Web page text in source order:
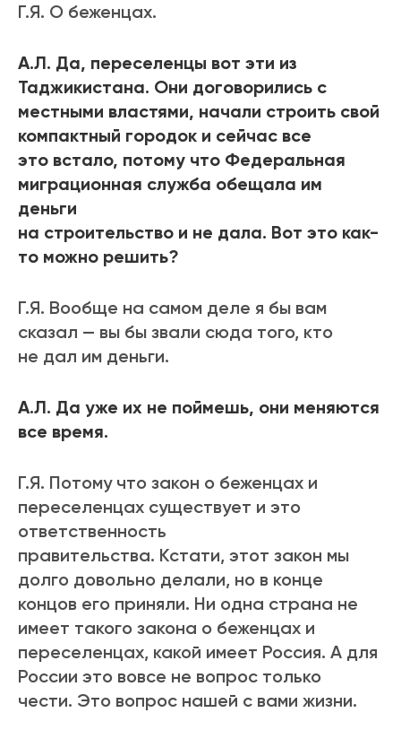
Г.Я. О беженцах.
А.Л. Да, переселенцы вот эти из
Таджикистана. Они договорились с
местными властями, начали строить свой
компактный городок и сейчас все
это встало, потому что Федеральная
миграционная служба обещала им
деньги
на строительство и не дала. Вот это как-
то можно решить?
Г.Я. Вообще на самом деле я бы вам
сказал — вы бы звали сюда того, кто
не дал им деньги.
А.Л. Да уже их не поймешь, они меняются
все время.
Г.Я. Потому что закон о беженцах и
переселенцах существует и это
ответственность
правительства. Кстати, этот закон мы
долго довольно делали, но в конце
концов его приняли. Ни одна страна не
имеет такого закона о беженцах и
переселенцах, какой имеет Россия. А для
России это вовсе не вопрос только
чести. Это вопрос нашей с вами жизни.